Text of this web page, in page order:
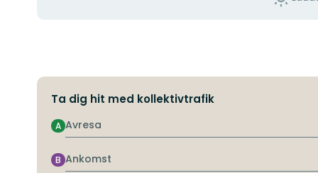
Ta dig hit med kollektivtrafik
Avresa
A
Ankomst
B